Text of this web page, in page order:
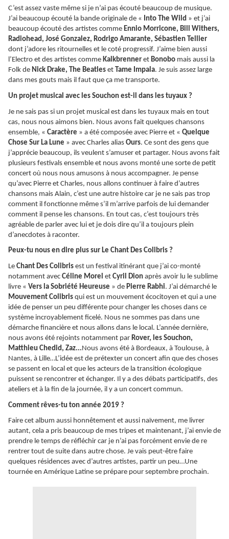
C’est assez vaste même si je n’ai pas écouté beaucoup de musique.
J’ai beaucoup écouté la bande originale de « Into The Wild » et j’ai
beaucoup écouté des artistes comme Ennio Morricone, Bill Withers,
Radiohead, José Gonzalez, Rodrigo Amarante, Sébastien Tellier
dont j’adore les ritournelles et le coté progressif. J’aime bien aussi
l’Electro et des artistes comme Kalkbrenner et Bonobo mais aussi la
Folk de Nick Drake, The Beatles et Tame Impala. Je suis assez large
dans mes gouts mais il faut que ça me transporte.
Un projet musical avec les Souchon est-il dans les tuyaux ?
Je ne sais pas si un projet musical est dans les tuyaux mais en tout
cas, nous nous aimons bien. Nous avons fait quelques chansons
ensemble, « Caractère » a été composée avec Pierre et « Quelque
Chose Sur La Lune » avec Charles alias Ours. Ce sont des gens que
j’apprécie beaucoup, ils veulent s’amuser et partager. Nous avons fait
plusieurs festivals ensemble et nous avons monté une sorte de petit
concert où nous nous amusons à nous accompagner. Je pense
qu’avec Pierre et Charles, nous allons continuer à faire d’autres
chansons mais Alain, c’est une autre histoire car je ne sais pas trop
comment il fonctionne même s’il m’arrive parfois de lui demander
comment il pense les chansons. En tout cas, c’est toujours très
agréable de parler avec lui et je dois dire qu’il a toujours plein
d’anecdotes à raconter.
Peux-tu nous en dire plus sur Le Chant Des Colibris ?
Le Chant Des Colibris est un festival itinérant que j’ai co-monté
notamment avec Céline Morel et Cyril Dion après avoir lu le sublime
livre « Vers la Sobriété Heureuse » de Pierre Rabhi. J’ai démarché le
Mouvement Colibris qui est un mouvement écocitoyen et qui a une
idée de penser un peu différente pour changer les choses dans ce
système incroyablement ficelé. Nous ne sommes pas dans une
démarche financière et nous allons dans le local. L’année dernière,
nous avons été rejoints notamment par Rover, les Souchon,
Matthieu Chedid, Zaz... Nous avons été à Bordeaux, à Toulouse, à
Nantes, à Lille…L’idée est de prétexter un concert afin que des choses
se passent en local et que les acteurs de la transition écologique
puissent se rencontrer et échanger. Il y a des débats participatifs, des
ateliers et à la fin de la journée, il y a un concert commun.
Comment rêves-tu ton année 2019 ?
Faire cet album aussi honnêtement et aussi naïvement, me livrer
autant, cela a pris beaucoup de mes tripes et maintenant, j’ai envie de
prendre le temps de réfléchir car je n’ai pas forcément envie de re
rentrer tout de suite dans autre chose. Je vais peut-être faire
quelques résidences avec d’autres artistes, partir un peu…Une
tournée en Amérique Latine se prépare pour septembre prochain.